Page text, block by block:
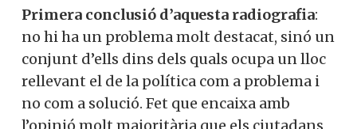
podríem anar tirant cap avall.
Primera conclusió d’aquesta radiografia:
no hi ha un problema molt destacat, sinó
un conjunt d’ells dins dels quals ocupa un
lloc rellevant el de la política com a
membre actiu de la nostra
comunitat.
Si, vull col·laborar activament